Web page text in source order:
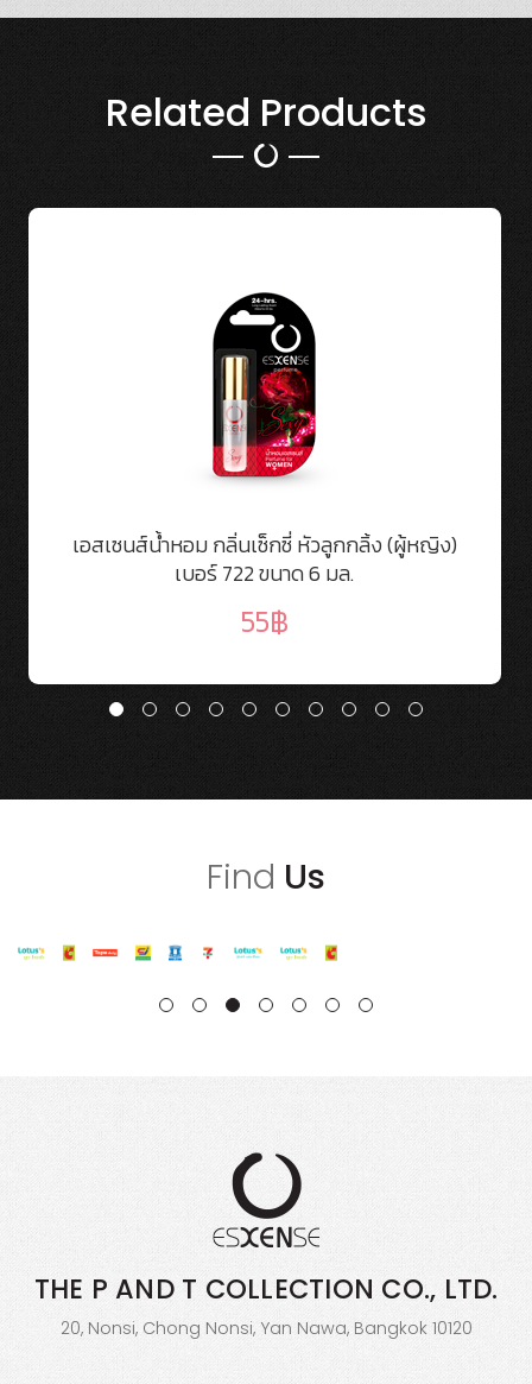
Related Products
เอสเซนส์น้ำหอม กลิ่นเซ็กซี่ หัวลูกกลิ้ง (ผู้หญิง)
เบอร์ 722 ขนาด 6 มล.
55
Find Us
THE P AND T COLLECTION CO., LTD.
20, Nonsi, Chong Nonsi, Yan Nawa, Bangkok 10120